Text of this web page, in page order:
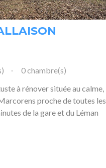
0 chambre(s)
à rénover située au calme,
proche de toutes les
de la gare et du Léman